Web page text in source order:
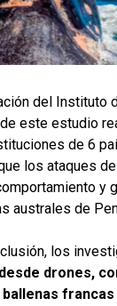
del Instituto
este estudio
de 6
los ataques
y
australes de
los
drones,